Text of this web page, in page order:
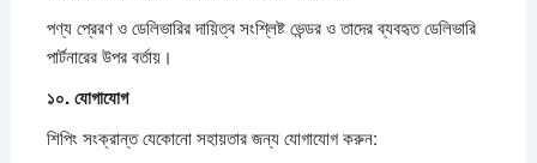
পণ্য প্রেরণ ও ডেলিভারির দায়িত্ব সংশ্লিষ্ট ভেন্ডর ও তাদের ব্যবহৃত ডেলিভারি
পার্টনারের উপর বর্তায়।
১০.যোগাযোগ
শিপিং সংক্রান্ত যেকোনো সহায়তার জন্য যোগাযোগ করুন: